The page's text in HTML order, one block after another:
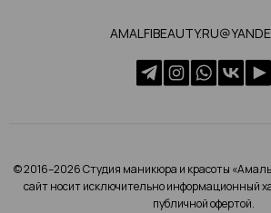
© 2016–2026 Студия маникюра и красоты
сайт носит исключительно информационный
публичной офертой.